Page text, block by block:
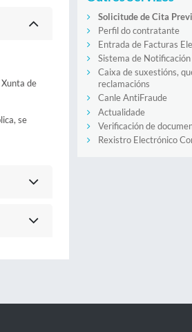
de
se
Solicitude de Cita
Perfil do contratante
Entrada de Facturas
Sistema de
Caixa de suxestións,
reclamacións
Canle AntiFraude
Actualidade
Verificación de
Rexistro Electrónico